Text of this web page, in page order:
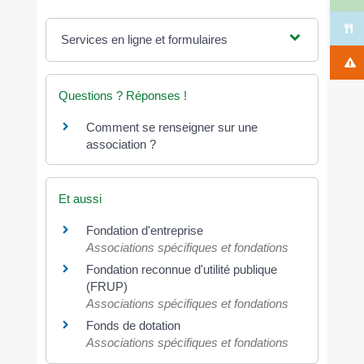
Services en ligne et formulaires
Questions ? Réponses !
Comment se renseigner sur une
association ?
Et aussi
Fondation d'entreprise
Associations spécifiques et fondations
Fondation reconnue d'utilité publique
(FRUP)
Associations spécifiques et fondations
Fonds de dotation
Associations spécifiques et fondations